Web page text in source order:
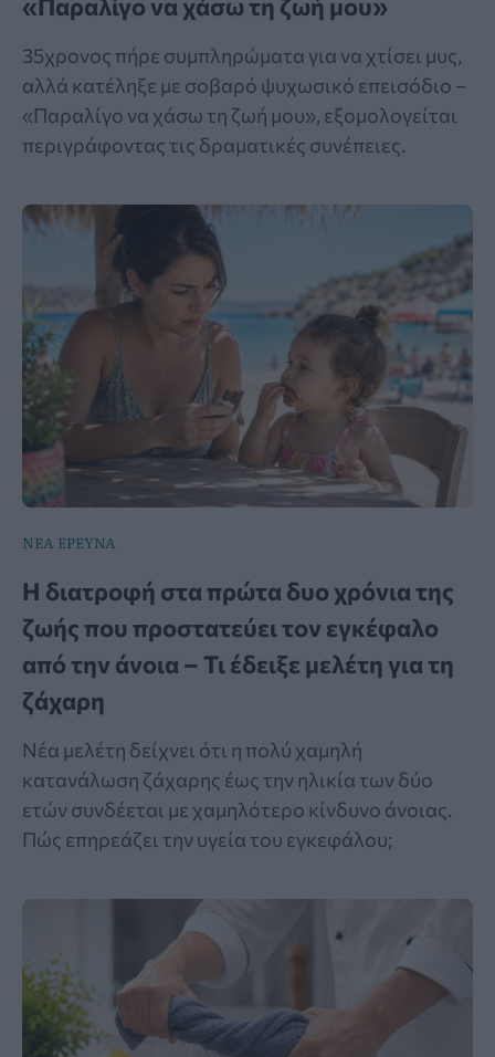
«Παραλίγο να χάσω τη ζωή μου»
35χρονος πήρε συμπληρώματα για να χτίσει μυς,
αλλά κατέληξε με σοβαρό ψυχωσικό επεισόδιο –
«Παραλίγο να χάσω τη ζωή μου», εξομολογείται
περιγράφοντας τις δραματικές συνέπειες.
ΝΕΑ ΕΡΕΥΝΑ
Η διατροφή στα πρώτα δυο χρόνια της
ζωής που προστατεύει τον εγκέφαλο
από την άνοια – Τι έδειξε μελέτη για τη
ζάχαρη
Νέα μελέτη δείχνει ότι η πολύ χαμηλή
κατανάλωση ζάχαρης έως την ηλικία των δύο
ετών συνδέεται με χαμηλότερο κίνδυνο άνοιας.
Πώς επηρεάζει την υγεία του εγκεφάλου;